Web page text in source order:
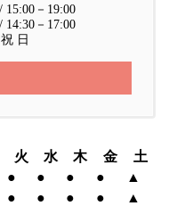
15:00－19:00
14:30－17:00
日
火 水 木 金
土
● ● ● ●
▲
● ● ● ● ▲